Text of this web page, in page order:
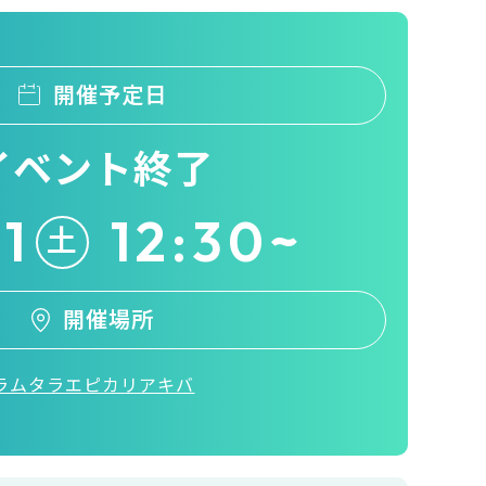
開催予定日
ベント終了
土 12:30~
開催場所
ムタラエピカリアキバ